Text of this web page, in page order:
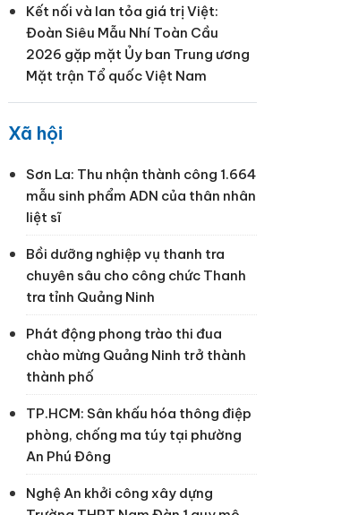
Kết nối và lan tỏa giá trị Việt:
Đoàn Siêu Mẫu Nhí Toàn Cầu
2026 gặp mặt Ủy ban Trung ương
Mặt trận Tổ quốc Việt Nam
Xã hội
Sơn La: Thu nhận thành công 1.664
mẫu sinh phẩm ADN của thân nhân
liệt sĩ
Bồi dưỡng nghiệp vụ thanh tra
chuyên sâu cho công chức Thanh
tra tỉnh Quảng Ninh
Phát động phong trào thi đua
chào mừng Quảng Ninh trở thành
thành phố
TP.HCM: Sân khấu hóa thông điệp
phòng, chống ma túy tại phường
An Phú Đông
Nghệ An khởi công xây dựng